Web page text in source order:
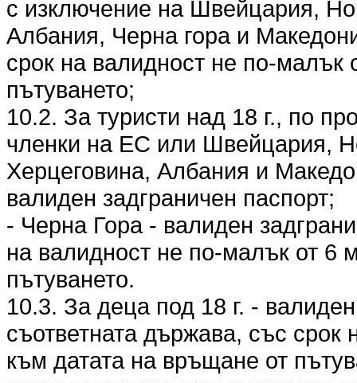
с изключение на Швейцария,
Албания, Черна гора и
срок на валидност не по-
пътуването;
10.2. За туристи над 18 г., по
членки на ЕС или Швейцария,
Херцеговина, Албания и
валиден задграничен паспорт;
- Черна Гора - валиден
на валидност не по-малък от 6
пътуването.
10.3. За деца под 18 г. -
съответната държава, със
към датата на връщане от